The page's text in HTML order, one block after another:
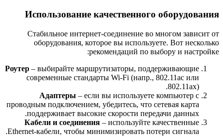
Использование качественного оборудования
Стабильное интернет-соединение во многом зависит от
оборудования, которое вы используете. Вот несколько
рекомендаций по выбору и настройке:
Роутер – выбирайте маршрутизаторы, поддерживающие
современные стандарты Wi-Fi (напр., 802.11ac или
802.11ax).
Адаптеры – если вы используете компьютер с
проводным подключением, убедитесь, что сетевая карта
поддерживает высокие скорости передачи данных.
Кабели и соединения – используйте качественные
Ethernet-кабели, чтобы минимизировать потери сигнала.